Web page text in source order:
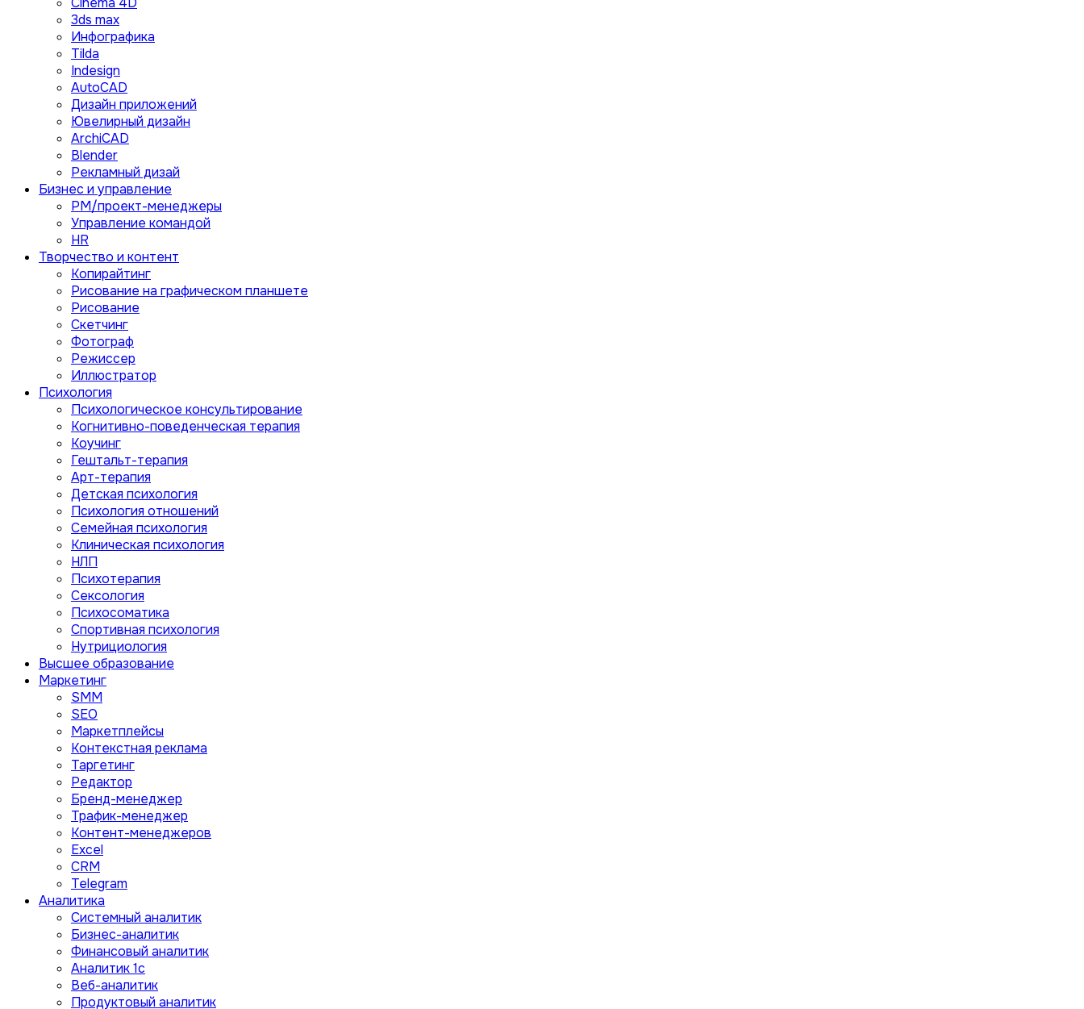
3ds max
Инфографика
Tilda
Indesign
AutoCAD
Дизайн приложений
Ювелирный дизайн
ArchiCAD
Blender
Рекламный дизай
Бизнес и управление
PM/проект-менеджеры
Управление командой
HR
Творчество и контент
Копирайтинг
Рисование на графическом планшете
Рисование
Скетчинг
Фотограф
Режиссер
Иллюстратор
Психология
Психологическое консультирование
Когнитивно-поведенческая терапия
Коучинг
Гештальт-терапия
Арт-терапия
Детская психология
Психология отношений
Семейная психология
Клиническая психология
НЛП
Психотерапия
Сексология
Психосоматика
Спортивная психология
Нутрициология
Высшее образование
Маркетинг
SMM
SEO
Маркетплейсы
Контекстная реклама
Таргетинг
Редактор
Бренд-менеджер
Трафик-менеджер
Контент-менеджеров
Excel
CRM
Telegram
Аналитика
Системный аналитик
Бизнес-аналитик
Финансовый аналитик
Aналитик 1с
Веб-аналитик
Продуктовый аналитик